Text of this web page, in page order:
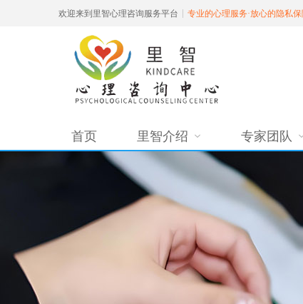
欢迎来到里智心理咨询服务平台 专业的心理服务·放心的隐私
首页 里智介绍 专家团队